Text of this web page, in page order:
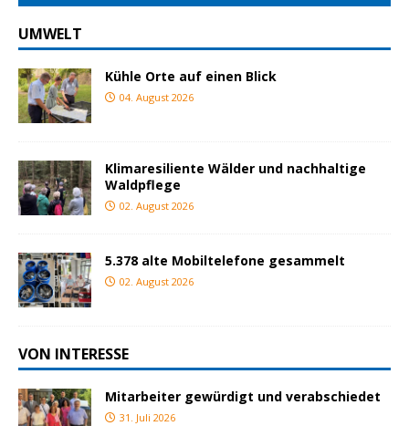
UMWELT
Kühle Orte auf einen Blick
04. August 2026
Klimaresiliente Wälder und nachhaltige
Waldpflege
02. August 2026
5.378 alte Mobiltelefone gesammelt
02. August 2026
VON INTERESSE
Mitarbeiter gewürdigt und verabschiedet
31. Juli 2026